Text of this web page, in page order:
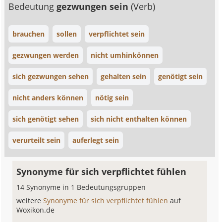
Bedeutunggezwungen sein(Verb)
brauchen sollen verpflichtet sein
gezwungen werden nicht umhinkönnen
sich gezwungen sehen gehalten sein genötigt sein
nicht anders können nötig sein
sich genötigt sehen sich nicht enthalten können
verurteilt sein auferlegt sein
Synonyme für sich verpflichtet fühlen
14 Synonyme in 1 Bedeutungsgruppen
weitereSynonyme für sich verpflichtet fühlenauf
Woxikon.de